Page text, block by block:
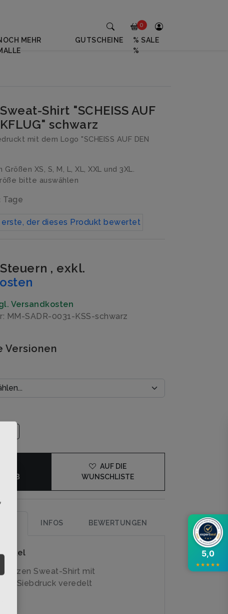
Shirt "SCHEISS AUF
schwarz
mit dem Logo "SCHEISS AUF DEN
XS, S, M, L, XL, XXL und 3XL.
bitte auswählen
Tage
erste, der dieses Produkt bewertet
, exkl.
Versandkosten
MM-SADR-0031-KSS-schwarz
Versionen
AUF DIE
WUNSCHLISTE
INFOS BEWERTUNGEN
Sweat-Shirt mit
Siebdruck veredelt
0
MEHR
GUTSCHEINE
% SALE
%
5,0
★★★★★